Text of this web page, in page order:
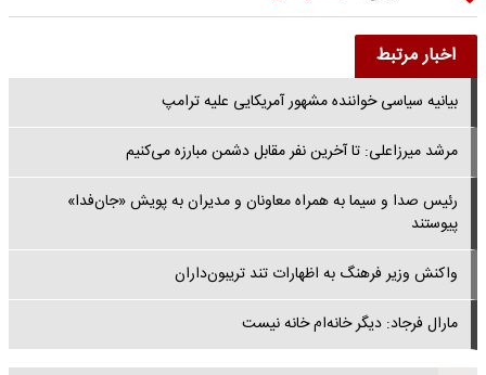
اخبار مرتبط
بیانیه سیاسی خواننده مشهور آمریکایی علیه ترامپ
مرشد میرزاعلی: تا آخرین نفر مقابل دشمن مبارزه می‌کنیم
رئیس صدا و سیما به همراه معاونان و مدیران به پویش «جان‌فدا»
پیوستند
واکنش وزیر فرهنگ به اظهارات تند تریبون‌داران
مارال فرجاد: دیگر خانه‌ام خانه نیست